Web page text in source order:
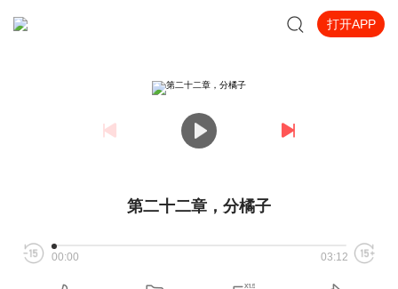
打开APP
第二十二章，分橘子
00:00 03:12